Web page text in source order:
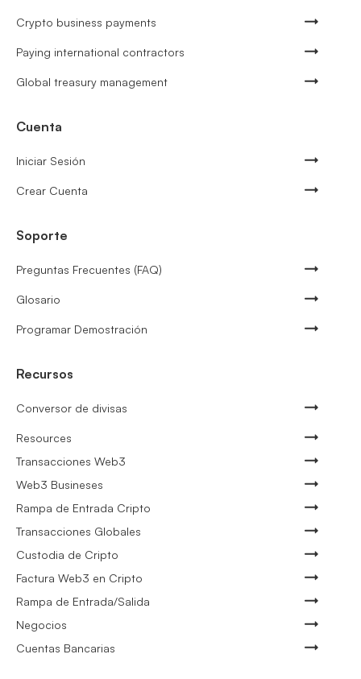
Crypto business payments
Paying international contractors
Global treasury management
Cuenta
Iniciar Sesión
Crear Cuenta
Soporte
Preguntas Frecuentes (FAQ)
Glosario
Programar Demostración
Recursos
Conversor de divisas
Resources
Transacciones Web3
Web3 Busineses
Rampa de Entrada Cripto
Transacciones Globales
Custodia de Cripto
Factura Web3 en Cripto
Rampa de Entrada/Salida
Negocios
Cuentas Bancarias